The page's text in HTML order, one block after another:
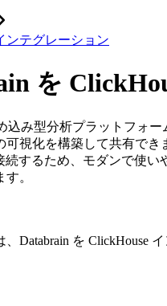
ンテグレーション
を
込み型分析プラットフォ
可視化を構築して共有でき
続するため、モダンで使
。
、Databrain を ClickHouse